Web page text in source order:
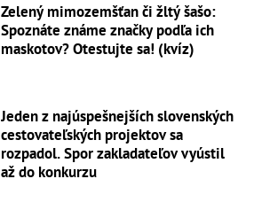
Zelený mimozemšťan či žltý šašo:
Spoznáte známe značky podľa ich
maskotov? Otestujte sa! (kvíz)
Jeden z najúspešnejších slovenských
cestovateľských projektov sa
rozpadol. Spor zakladateľov vyústil
až do konkurzu